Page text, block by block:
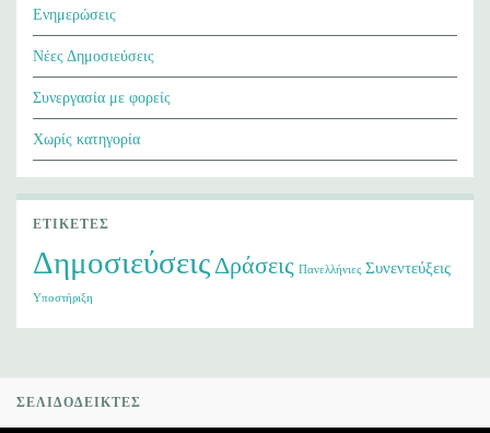
Ενημερώσεις
Νέες Δημοσιεύσεις
Συνεργασία με φορείς
Χωρίς κατηγορία
ΕΤΙΚΈΤΕΣ
Δημοσιεύσεις Δράσεις Πανελλήνιες Συνεντεύξεις
Υποστήριξη
ΣΕΛΙΔΟΔΕΊΚΤΕΣ